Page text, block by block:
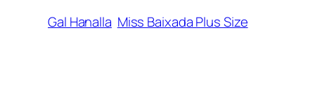
Gal Hanalla Miss Baixada Plus Size